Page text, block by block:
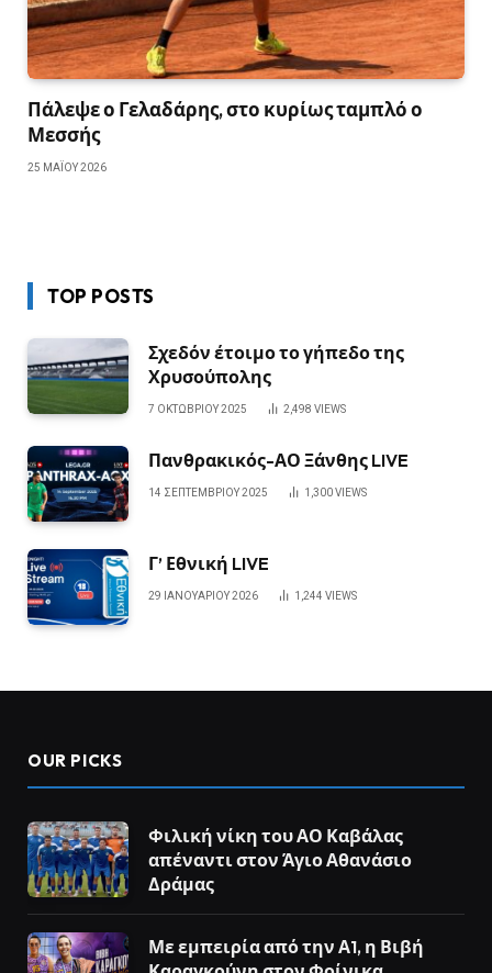
Πάλεψε ο Γελαδάρης, στο κυρίως ταμπλό ο
Μεσσής
25 ΜΑΪ́ΟΥ 2026
TOP POSTS
Σχεδόν έτοιμο το γήπεδο της
Χρυσούπολης
7 ΟΚΤΩΒΡΊΟΥ 2025 2,498 VIEWS
Πανθρακικός-ΑΟ Ξάνθης LIVE
14 ΣΕΠΤΕΜΒΡΊΟΥ 2025 1,300VIEWS
Γ’ Εθνική LIVE
29 ΙΑΝΟΥΑΡΊΟΥ 2026 1,244 VIEWS
OUR PICKS
Φιλική νίκη του ΑΟ Καβάλας
απέναντι στον Άγιο Αθανάσιο
Δράμας
Με εμπειρία από την Α1, η Βιβή